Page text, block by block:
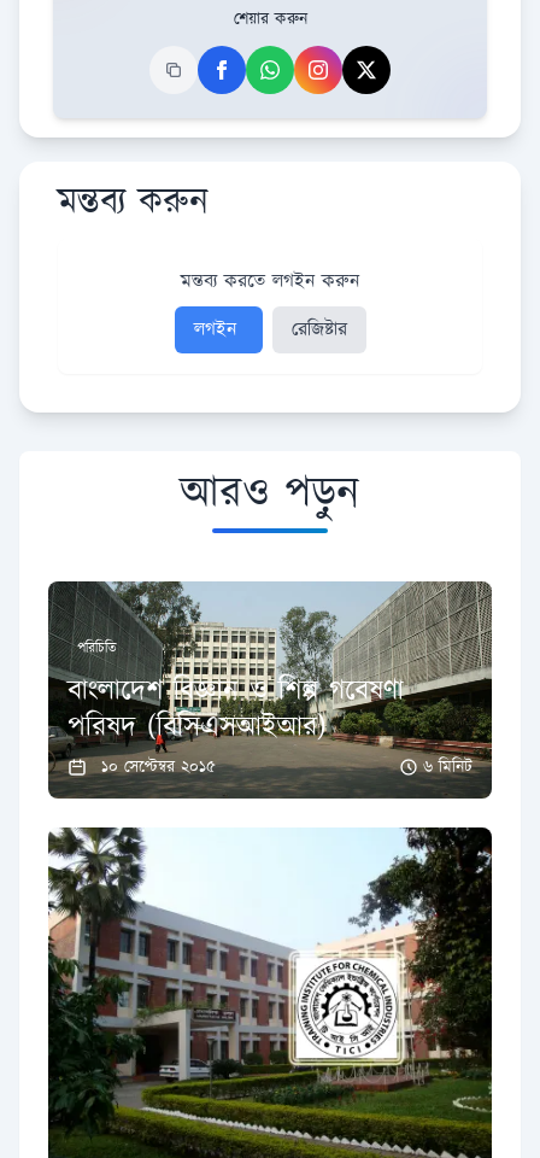
শেয়ার করুন
মন্তব্য করুন
মন্তব্য করতে লগইন করুন
লগইন
রেজিষ্টার
আরও পড়ুন
পরিচিতি
বাংলাদেশ বিজ্ঞান ও শিল্প গবেষণা
পরিষদ (বিসিএসআইআর)
১০ সেপ্টেম্বর ২০১৫ ৬ মিনিট